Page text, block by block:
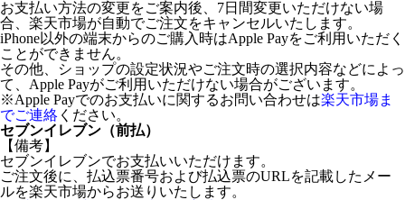
お支払い方法の変更をご案内後、7日間変更いただけない場
合、楽天市場が自動でご注文をキャンセルいたします。
iPhone以外の端末からのご購入時はApple Payをご利用いただく
ことができません。
その他、ショップの設定状況やご注文時の選択内容などによっ
て、Apple Payがご利用いただけない場合がございます。
※Apple Payでのお支払いに関するお問い合わせは楽天市場ま
でご連絡 ください。
セブンイレブン（前払）
【備考】
セブンイレブンでお支払いいただけます。
ご注文後に、払込票番号および払込票のURLを記載したメー
ルを楽天市場からお送りいたします。